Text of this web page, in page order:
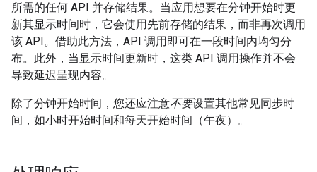
所需的任何 API 并存储结果。当应用想要在分钟开始时更
新其显示时间时，它会使用先前存储的结果，而非再次调用
该 API。借助此方法，API 调用即可在一段时间内均匀分
布。此外，当显示时间更新时，这类 API 调用操作并不会
导致延迟呈现内容。
除了分钟开始时间，您还应注意不要设置其他常见同步时
间，如小时开始时间和每天开始时间（午夜）。